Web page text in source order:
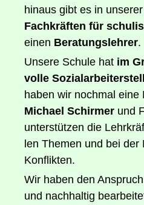
hin­aus gibt es in
Fach­kräf­ten für
einen Bera­tungs­leh­rer.
Unse­re Schu­le hat im
vol­le
haben wir noch­mal
Micha­el Schirm­er und
unter­stüt­zen die
len The­men und bei der
Konflikten.
Wir haben den
und nach­hal­tig